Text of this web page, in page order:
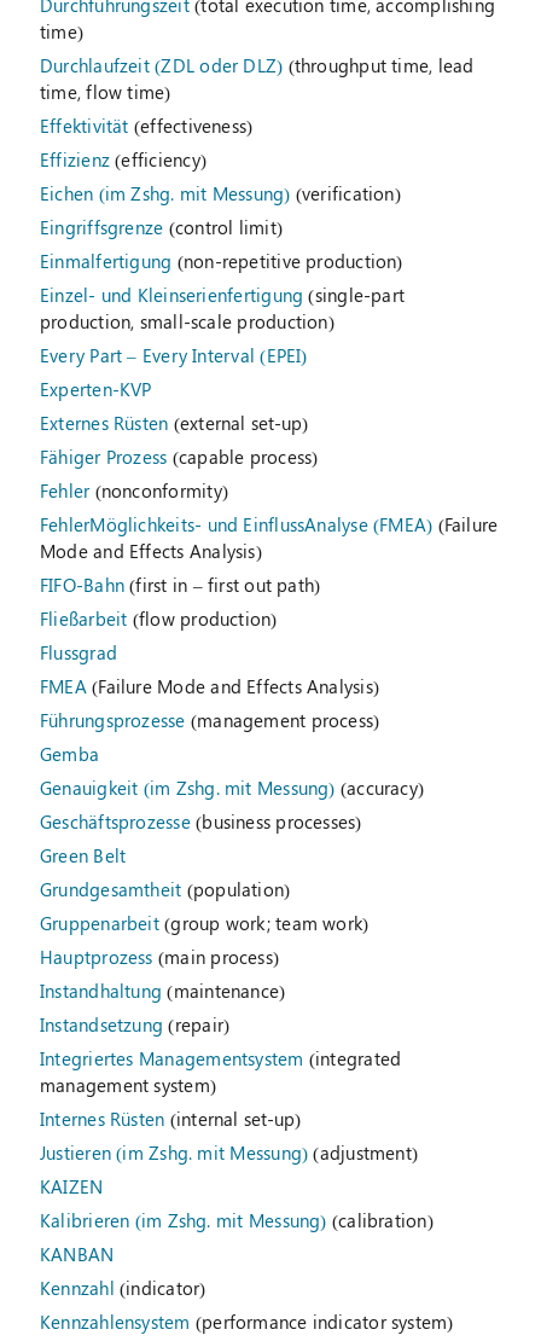
Durchführungszeit(total execution time, accomplishing
time)
Durchlaufzeit (ZDL oder DLZ) (throughput time, lead
time, flow time)
Effektivität (effectiveness)
Effizienz (efficiency)
Eichen (im Zshg. mit Messung) (verification)
Eingriffsgrenze (control limit)
Einmalfertigung (non-repetitive production)
Einzel- und Kleinserienfertigung (single-part
production, small-scale production)
Every Part – Every Interval (EPEI)
Experten-KVP
Externes Rüsten (external set-up)
Fähiger Prozess (capable process)
Fehler(nonconformity)
FehlerMöglichkeits- und EinflussAnalyse (FMEA) (Failure
Mode and Effects Analysis)
FIFO-Bahn (first in – first out path)
Fließarbeit (flow production)
Flussgrad
FMEA(Failure Mode and Effects Analysis)
Führungsprozesse (management process)
Gemba
Genauigkeit (im Zshg. mit Messung) (accuracy)
Geschäftsprozesse(business processes)
Green Belt
Grundgesamtheit (population)
Gruppenarbeit(group work; team work)
Hauptprozess (main process)
Instandhaltung (maintenance)
Instandsetzung (repair)
Integriertes Managementsystem (integrated
management system)
Internes Rüsten (internal set-up)
Justieren (im Zshg. mit Messung) (adjustment)
KAIZEN
Kalibrieren (im Zshg. mit Messung) (calibration)
KANBAN
Kennzahl (indicator)
Kennzahlensystem (performance indicator system)